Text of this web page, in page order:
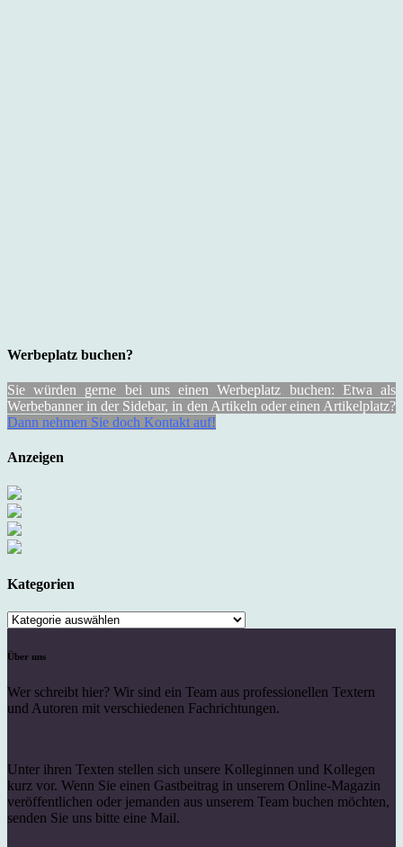
Werbeplatz buchen?
Sie würden gerne bei uns einen Werbeplatz buchen: Etwa als
Werbebanner in der Sidebar, in den Artikeln oder einen Artikelplatz?
Dann nehmen Sie doch Kontakt auf!
Anzeigen
Kategorien
Kategorien
Über uns
Wer schreibt hier? Wir sind ein Team aus professionellen Textern
und Autoren mit verschiedenen Fachrichtungen.
Unter ihren Texten stellen sich unsere Kolleginnen und Kollegen
kurz vor. Wenn Sie einen Gastbeitrag in unserem Online-Magazin
veröffentlichen oder jemanden aus unserem Team buchen möchten,
senden Sie uns bitte eine Mail.